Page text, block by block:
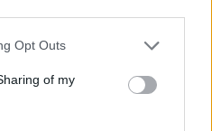
Opt Outs
of my
y servicios y gastos de
euros (37.679,07€) con
de gasto 011 (programa
Social.